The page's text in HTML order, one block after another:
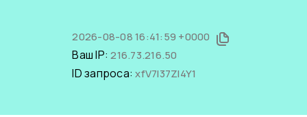
2026-08-08 16:41:59 +0000
Ваш IP:216.73.216.50
ID запроса:xfV7I37Zl4Y1